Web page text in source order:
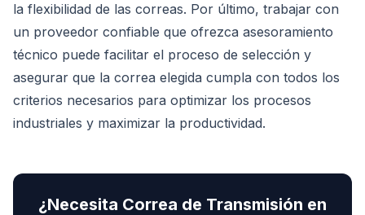
la flexibilidad de las correas. Por último, trabajar con
un proveedor confiable que ofrezca asesoramiento
técnico puede facilitar el proceso de selección y
asegurar que la correa elegida cumpla con todos los
criterios necesarios para optimizar los procesos
industriales y maximizar la productividad.
¿Necesita Correa de Transmisión en